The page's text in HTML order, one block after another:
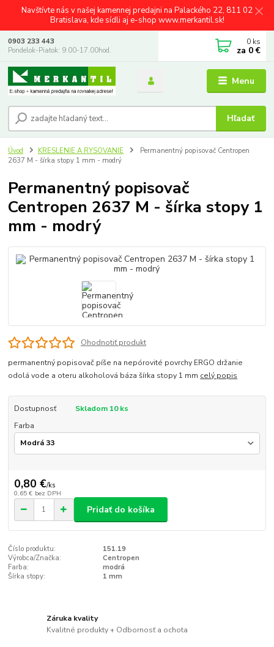
Navštívte nás v našej kamennej predajni na Palackého 22, 811 02
Bratislava, kde sídli aj e-shop www.merkantil.sk!
Menu
Hľadať
0903 233 443
Pondelok-Piatok: 9.00-17.00hod.
0 ks
za 0 €
Úvod KRESLENIE A RYSOVANIE
Permanentný popisovač Centropen
2637 M - šírka stopy 1 mm - modrý
Permanentný popisovač
Centropen 2637 M - šírka stopy 1
mm - modrý
Ohodnotiť produkt
permanentný popisovač píše na nepórovité povrchy ERGO držanie
odolá vode a oteru alkoholová báza šírka stopy 1 mm celý popis
Dostupnosť
Skladom 10 ks
Farba
0,80 €/ks
0,65 € bez DPH
Pridať do košíka
Číslo produktu:
151.19
Výrobca/Značka:
Centropen
Farba:
modrá
Šírka stopy:
1 mm
Záruka kvality
Kvalitné produkty + Odbornosť a ochota